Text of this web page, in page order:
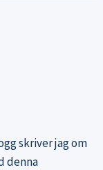
skriver jag om
denna